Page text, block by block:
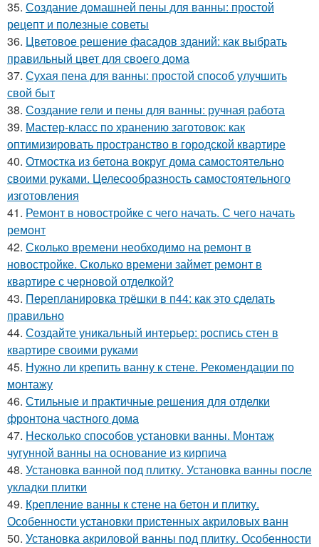
35. Создание домашней пены для ванны: простой
рецепт и полезные советы
36. Цветовое решение фасадов зданий: как выбрать
правильный цвет для своего дома
37. Сухая пена для ванны: простой способ улучшить
свой быт
38. Создание гели и пены для ванны: ручная работа
39. Мастер-класс по хранению заготовок: как
оптимизировать пространство в городской квартире
40. Отмостка из бетона вокруг дома самостоятельно
своими руками. Целесообразность самостоятельного
изготовления
41. Ремонт в новостройке с чего начать. С чего начать
ремонт
42. Сколько времени необходимо на ремонт в
новостройке. Сколько времени займет ремонт в
квартире с черновой отделкой?
43. Перепланировка трёшки в п44: как это сделать
правильно
44. Создайте уникальный интерьер: роспись стен в
квартире своими руками
45. Нужно ли крепить ванну к стене. Рекомендации по
монтажу
46. Стильные и практичные решения для отделки
фронтона частного дома
47. Несколько способов установки ванны. Монтаж
чугунной ванны на основание из кирпича
48. Установка ванной под плитку. Установка ванны после
укладки плитки
49. Крепление ванны к стене на бетон и плитку.
Особенности установки пристенных акриловых ванн
50. Установка акриловой ванны под плитку. Особенности